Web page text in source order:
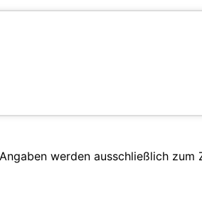
werden ausschließlich